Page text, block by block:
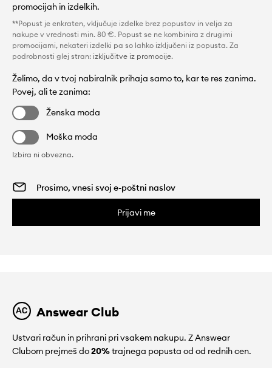
promocijah in izdelkih.
**Popust je enkraten, vključuje izdelke brez popustov in velja za
nakupe v vrednosti min. 80 €. Popust se ne kombinira z drugimi
promocijami, nekateri izdelki pa so lahko izključeni iz popusta. Za
podrobnosti glej stran: izključitve iz promocije.
Želimo, da v tvoj nabiralnik prihaja samo to, kar te res zanima.
Povej, ali te zanima:
Ženska moda
Moška moda
Izbira ni obvezna.
Prijavi me
Answear Club
Ustvari račun in prihrani pri vsakem nakupu. Z Answear
Clubom prejmeš do20%trajnega popusta od od rednih cen.